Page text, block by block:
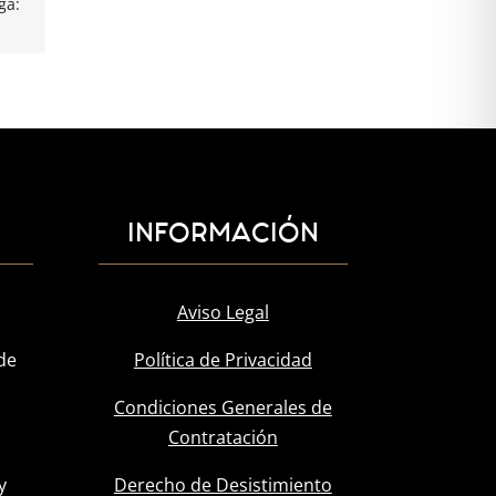
INFORMACIÓN
Aviso Legal
Política de Privacidad
Condiciones Generales de
Contratación
Derecho de Desistimiento